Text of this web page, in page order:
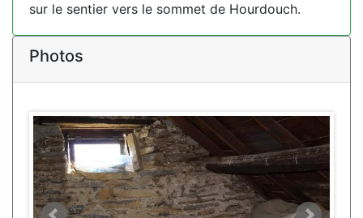
sur le sentier vers le sommet de Hourdouch.
Photos